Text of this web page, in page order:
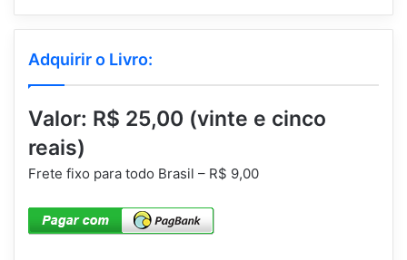
Adquirir o Livro:
Valor: R$ 25,00 (vinte e cinco
reais)
Frete fixo para todo Brasil – R$ 9,00